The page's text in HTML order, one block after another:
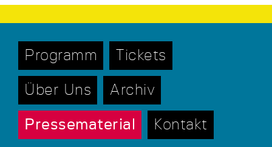
Programm Tickets
Über Uns Archiv
Pressematerial Kontakt